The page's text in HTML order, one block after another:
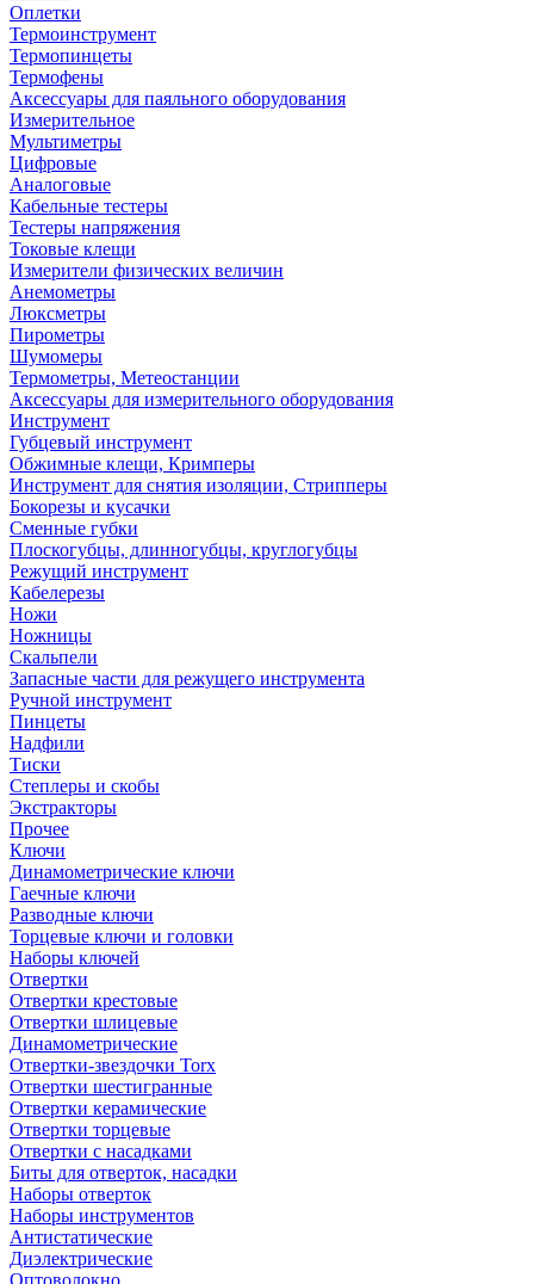
Оплетки
Термоинструмент
Термопинцеты
Термофены
Аксессуары для паяльного оборудования
Измерительное
Мультиметры
Цифровые
Аналоговые
Кабельные тестеры
Тестеры напряжения
Токовые клещи
Измерители физических величин
Анемометры
Люксметры
Пирометры
Шумомеры
Термометры, Метеостанции
Аксессуары для измерительного оборудования
Инструмент
Губцевый инструмент
Обжимные клещи, Кримперы
Инструмент для снятия изоляции, Стрипперы
Бокорезы и кусачки
Сменные губки
Плоскогубцы, длинногубцы, круглогубцы
Режущий инструмент
Кабелерезы
Ножи
Ножницы
Скальпели
Запасные части для режущего инструмента
Ручной инструмент
Пинцеты
Надфили
Тиски
Степлеры и скобы
Экстракторы
Прочее
Ключи
Динамометрические ключи
Гаечные ключи
Разводные ключи
Торцевые ключи и головки
Наборы ключей
Отвертки
Отвертки крестовые
Отвертки шлицевые
Динамометрические
Отвертки-звездочки Torx
Отвертки шестигранные
Отвертки керамические
Отвертки торцевые
Отвертки с насадками
Биты для отверток, насадки
Наборы отверток
Наборы инструментов
Антистатические
Диэлектрические
Оптоволокно